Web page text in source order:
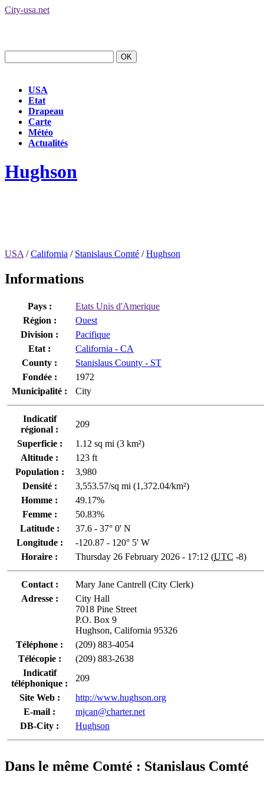
City-usa.net
USA
Etat
Drapeau
Carte
Météo
Actualités
Hughson
USA /California / Stanislaus Comté /Hughson
Informations
Pays :
Etats Unis d'Amerique
Région :
Ouest
Division :
Pacifique
Etat :
California - CA
County :
Stanislaus County - ST
Fondée :
1972
Municipalité :
City
Indicatif
régional :
209
Superficie :
1.12 sq mi (3 km²)
Altitude :
123 ft
Population :
3,980
Densité :
3,553.57/sq mi (1,372.04/km²)
Homme :
49.17%
Femme :
50.83%
Latitude :
37.6 - 37° 0' N
Longitude :
-120.87 - 120° 5' W
Horaire :
Thursday 26 February 2026 - 17:12 (UTC -8)
Contact :
Mary Jane Cantrell (City Clerk)
Adresse :
City Hall
7018 Pine Street
P.O. Box 9
Hughson, California 95326
Téléphone :
(209) 883-4054
Télécopie :
(209) 883-2638
Indicatif
téléphonique :
209
Site Web :
http://www.hughson.org
E-mail :
mjcan@charter.net
DB-City :
Hughson
Dans le même Comté : Stanislaus Comté